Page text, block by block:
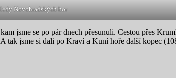
Novohradských hor
jsme se po pár dnech přesunuli. Cestou přes
jsme si dali po Kraví a Kuní hoře další kopec